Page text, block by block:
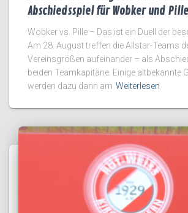
Abschiedsspiel für Wobker und
Wobker vs. Pille – Das ist ein Duell der
Am 28. August treffen die Allstar-Teams
Vereinsgrößen aufeinander – als
beiden Teamkapitäne. Einige altbekannte
werden dazu dann am Weiterlesen